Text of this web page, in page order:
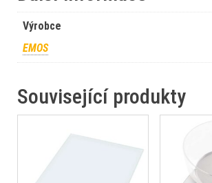
Výrobce
EMOS
Související produkty